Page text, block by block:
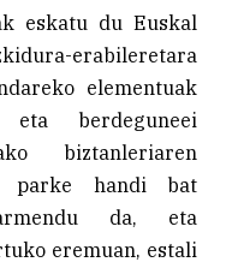
eskatu du Euskal
erabileretara
elementuak
eta berdeguneei
biztanleriaren
parke handi bat
da, eta
eremuan, estali